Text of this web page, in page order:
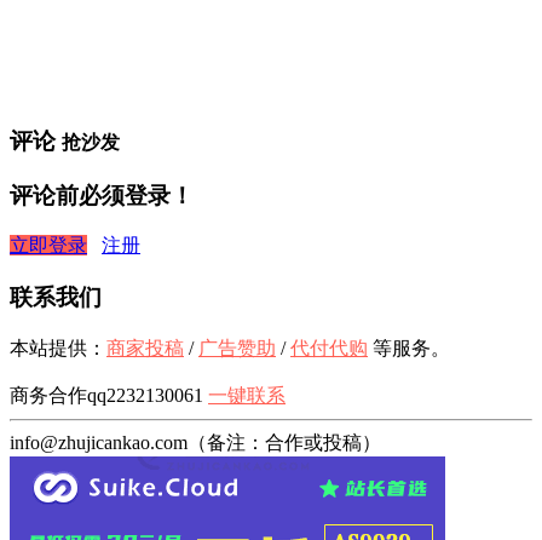
评论 抢沙发
评论前必须登录！
立即登录 注册
联系我们
本站提供： 商家投稿 / 广告赞助 /代付代购 等服务。
商务合作qq2232130061 一键联系
info@zhujicankao.com（备注：合作或投稿）